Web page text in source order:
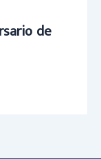
de